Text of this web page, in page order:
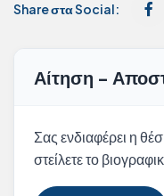
Share στα Social:
Αίτηση -
Σας ενδιαφέρει η
στείλετε το